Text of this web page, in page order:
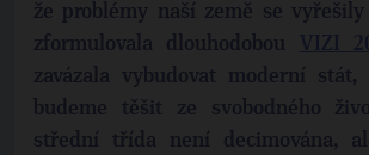
že problémy naší země se vyřešily
zformulovala dlouhodobou
zavázala vybudovat moderní
budeme těšit ze svobodného
střední třída není decimována,